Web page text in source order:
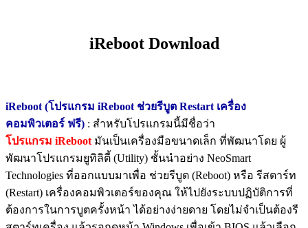
iReboot Download
iReboot (โปรแกรม iReboot ช่วยรีบูต Restart เครื่อง
คอมพิวเตอร์ ฟรี) : สำหรับโปรแกรมนี้มีชื่อว่า
โปรแกรม iReboot มันเป็นเครื่องมือขนาดเล็ก ที่พัฒนาโดย ผู้
พัฒนาโปรแกรมยูทิลิตี้ (Utility) ชั้นนำอย่าง NeoSmart
Technologies ที่ออกแบบมาเพื่อ ช่วยรีบูต (Reboot) หรือ รีสตาร์ท
(Restart) เครื่องคอมพิวเตอร์ของคุณ ให้ไปยังระบบปฏิบัติการที่
ต้องการในการบูตครั้งหน้า ได้อย่างง่ายดาย โดยไม่จำเป็นต้องรี